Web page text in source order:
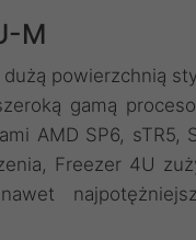
M
powierzchnią
gamą
AMD SP6, sTR5,
Freezer 4U